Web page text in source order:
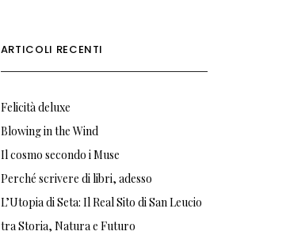
ARTICOLI RECENTI
Felicità deluxe
Blowing in the Wind
Il cosmo secondo i Muse
Perché scrivere di libri, adesso
L’Utopia di Seta: Il Real Sito di San Leucio
tra Storia, Natura e Futuro